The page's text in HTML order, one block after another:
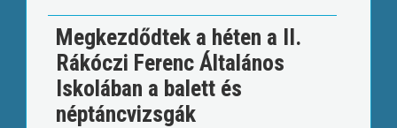
Megkezdődtek a héten a II.
Rákóczi Ferenc Általános
Iskolában a balett és
néptáncvizsgák